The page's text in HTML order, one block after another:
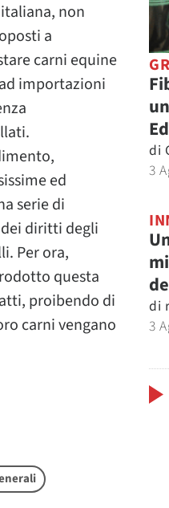
non
a
carni equine
importazioni
ed
serie di
diritti degli
Per ora,
questa
proibendo di
carni vengano
di
3
di
3